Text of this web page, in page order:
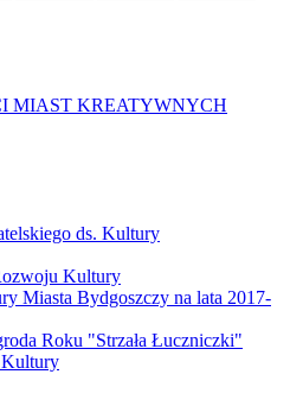
MIAST KREATYWNYCH
ds. Kultury
Kultury
Miasta Bydgoszczy na lata 2017-
Roku "Strzała Łuczniczki"
Kultury